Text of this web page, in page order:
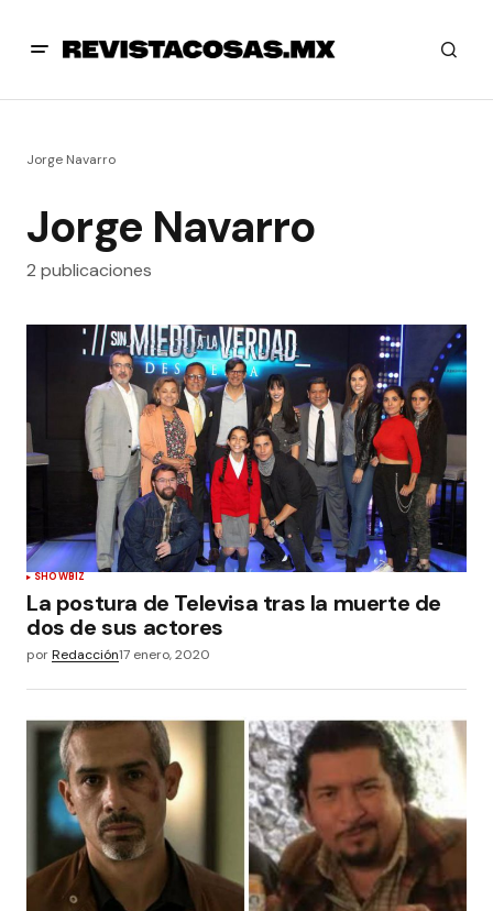
Jorge Navarro
Jorge Navarro
2 publicaciones
SHOWBIZ
La postura de Televisa tras la muerte de
dos de sus actores
porRedacción17 enero, 2020